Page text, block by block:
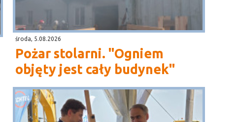
środa, 5.08.2026
Pożar stolarni. "Ogniem
objęty jest cały budynek"